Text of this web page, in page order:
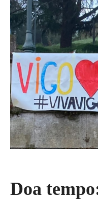
Doa